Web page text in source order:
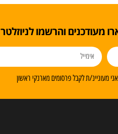
מעודכנים והרשמו לניוזלטר
מעוניינ/ת לקבל פרסומים מארנקי ראשון